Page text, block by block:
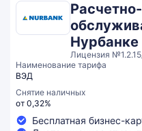
Нурбанке
Лицензия
Наименование тарифа
ВЭД
Снятие наличных
от 0,32%
Бесплатная бизнес-